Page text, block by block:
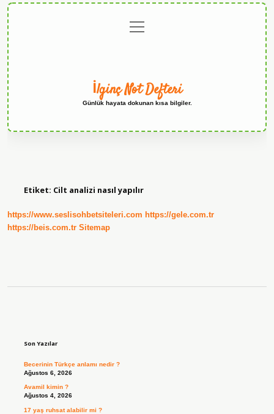
menüyü
aç
İlginç Not Defteri
Günlük hayata dokunan kısa bilgiler.
Etiket: Cilt analizi nasıl yapılır
https://www.seslisohbetsiteleri.com https://gele.com.tr
https://beis.com.tr Sitemap
Son Yazılar
Becerinin Türkçe anlamı nedir ?
Ağustos 6, 2026
Avamil kimin ?
Ağustos 4, 2026
17 yaş ruhsat alabilir mi ?